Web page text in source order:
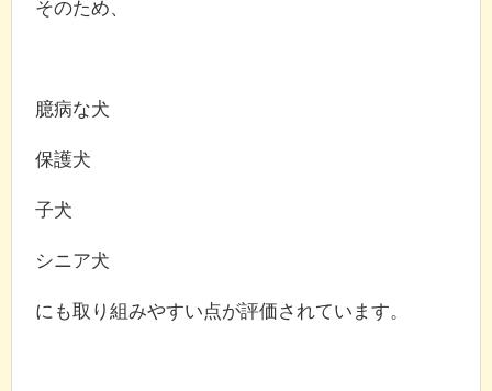
そのため、
臆病な犬
保護犬
子犬
シニア犬
にも取り組みやすい点が評価されています。